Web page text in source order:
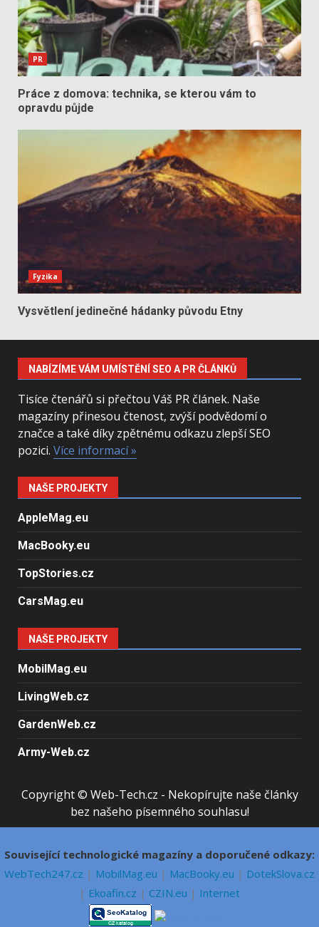
PR
Práce z domova: technika, se kterou vám to
opravdu půjde
Fyzika
Vysvětlení jedinečné hádanky původu Etny
NABÍZÍME VÁM UMÍSTĚNÍ SEO A PR ČLÁNKŮ
Tisíce čtenářů si přečtou Váš PR článek. Naše
magazíny přinesou čtenost, zvýší podvědomí o
značce a také díky zpětnému odkazu zlepší SEO
pozici. Více informací »
NAŠE PROJEKTY
AppleMag.eu
MacBooky.eu
TopStories.cz
CarsMag.eu
NAŠE PROJEKTY
MobilMag.eu
LivingWeb.cz
GardenWeb.cz
Army-Web.cz
Copyright © Web-Tech.cz - Nekopírujte naše články
bez našeho písemného souhlasu!
Související technologické magazíny a doporučené odkazy:
WebTech247.cz | MobilMag.eu | MacBooky.eu | DotekSlova.cz
| Ekoafin.cz | CZIN.eu | Internet